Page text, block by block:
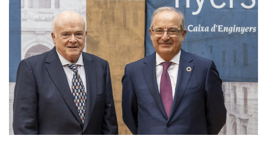
o
n
t
i